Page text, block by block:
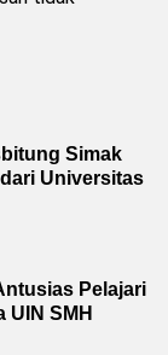
Simak
Universitas
Pelajari
UIN SMH